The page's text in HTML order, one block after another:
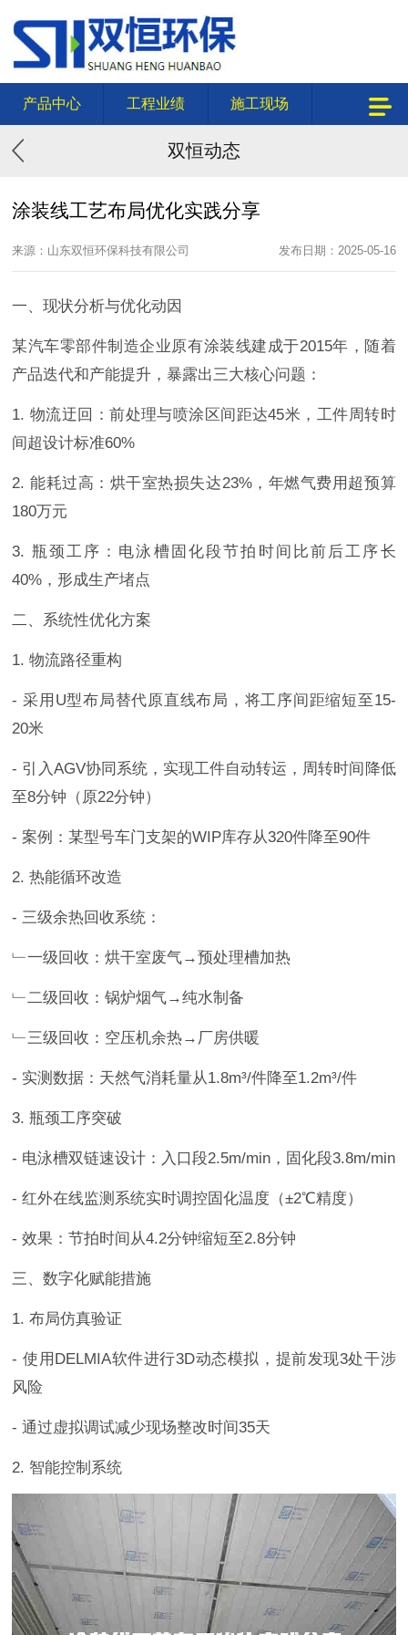
产品中心 工程业绩 施工现场
双恒动态
涂装线工艺布局优化实践分享
来源：山东双恒环保科技有限公司 发布日期：2025-05-16
一、现状分析与优化动因
某汽车零部件制造企业原有涂装线建成于2015年，随着
产品迭代和产能提升，暴露出三大核心问题：
1. 物流迂回：前处理与喷涂区间距达45米，工件周转时
间超设计标准60%
2. 能耗过高：烘干室热损失达23%，年燃气费用超预算
180万元
3. 瓶颈工序：电泳槽固化段节拍时间比前后工序长
40%，形成生产堵点
二、系统性优化方案
1. 物流路径重构
- 采用U型布局替代原直线布局，将工序间距缩短至15-
20米
- 引入AGV协同系统，实现工件自动转运，周转时间降低
至8分钟（原22分钟）
- 案例：某型号车门支架的WIP库存从320件降至90件
2. 热能循环改造
- 三级余热回收系统：
﹂一级回收：烘干室废气→预处理槽加热
﹂二级回收：锅炉烟气→纯水制备
﹂三级回收：空压机余热→厂房供暖
- 实测数据：天然气消耗量从1.8m³/件降至1.2m³/件
3. 瓶颈工序突破
- 电泳槽双链速设计：入口段2.5m/min，固化段3.8m/min
- 红外在线监测系统实时调控固化温度（±2℃精度）
- 效果：节拍时间从4.2分钟缩短至2.8分钟
三、数字化赋能措施
1. 布局仿真验证
- 使用DELMIA软件进行3D动态模拟，提前发现3处干涉
风险
- 通过虚拟调试减少现场整改时间35天
2. 智能控制系统